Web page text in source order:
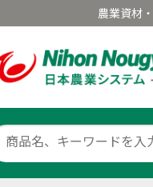
農業資材